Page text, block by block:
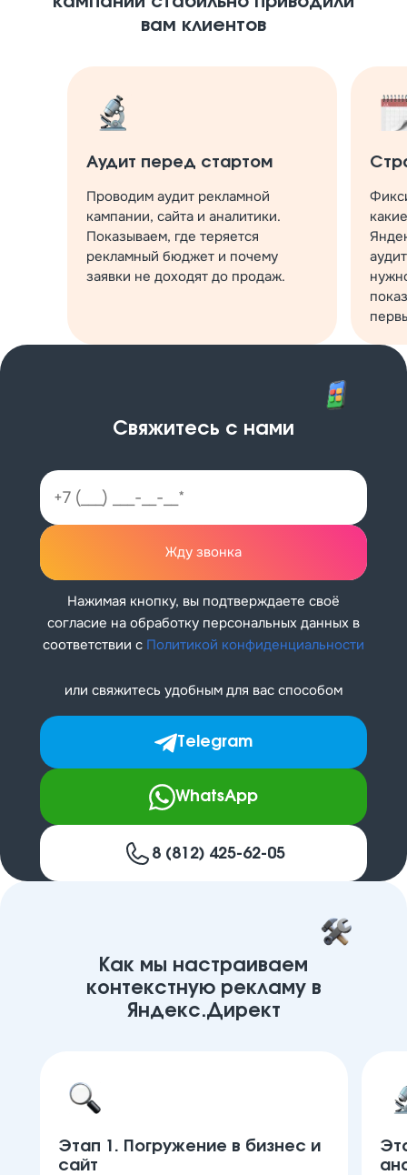
вам клиентов
Аудит перед стартом
Проводим аудит рекламной
кампании, сайта и аналитики.
Показываем, где теряется
рекламный бюджет и почему
заявки не доходят до продаж.
Свяжитесь с нами
Жду звонка
Нажимая кнопку, вы подтверждаете своё
согласие на обработку персональных данных в
соответствии с Политикой конфиденциальности
или свяжитесь удобным для вас способом
Telegram
WhatsApp
8 (812) 425-62-05
Как мы настраиваем
контекстную рекламу в
Яндекс.Директ
Этап 1. Погружение в бизнес и
сайт